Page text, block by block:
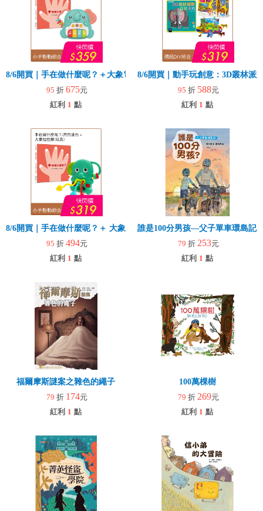
8/6開買｜手在做什麼呢？＋大象電子琴
95 折 675元
紅利 1 點
8/6開買｜動手玩創意：3D叢林派
95 折 588元
紅利 1 點
8/6開買｜手在做什麼呢？＋ 大象拉拉樂(玩具)
95 折 494元
紅利 1 點
誰是100分男孩—父子單車環島記
79 折 253元
紅利 1 點
福爾摩斯謎案之雜色的繩子
79 折 174元
紅利 1 點
100萬棵樹
79 折 269元
紅利 1 點